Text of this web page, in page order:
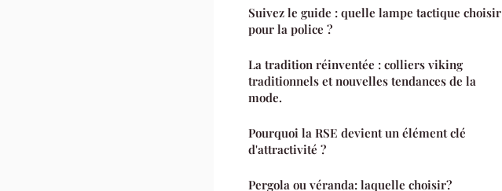
Suivez le guide : quelle lampe tactique choisir
pour la police ?
La tradition réinventée : colliers viking
traditionnels et nouvelles tendances de la
mode.
Pourquoi la RSE devient un élément clé
d'attractivité ?
Pergola ou véranda: laquelle choisir?